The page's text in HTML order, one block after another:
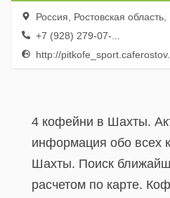
Россия, Ростовская область, Шахты,
+7 (928) 279-07-...
http://
4 кофейни в Шахты.
информация обо всех
Шахты. Поиск
расчетом по карте.